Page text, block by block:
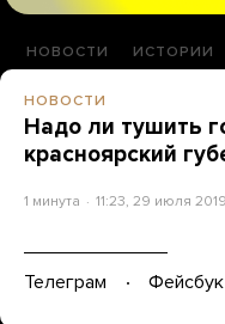
НОВОСТИ ИСТОРИИ
НОВОСТИ
Надо ли тушить
красноярский
1 минута 11:23, 29 июля 2019
Телеграм Фейсбук